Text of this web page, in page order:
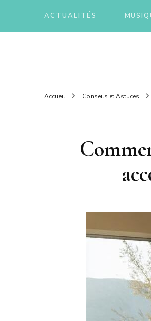
ACTUALITÉS
Accueil Conseils et Astuces